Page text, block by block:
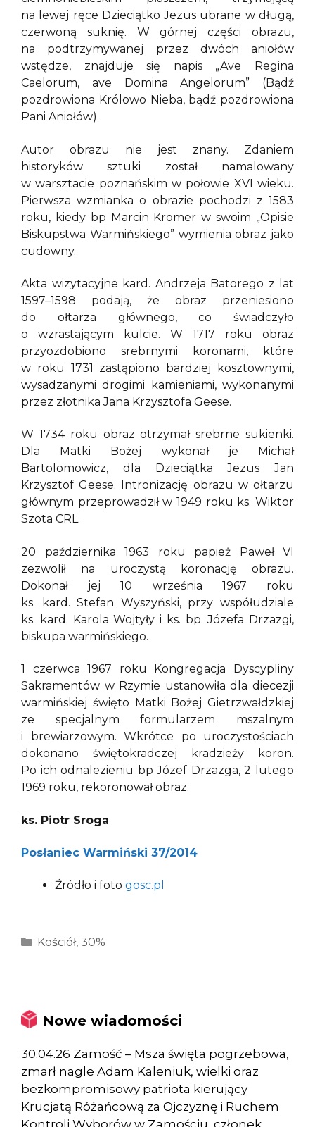
na lewej ręce Dzieciątko Jezus ubrane w długą,
czerwoną suknię. W górnej części obrazu,
na podtrzymywanej przez dwóch aniołów
wstędze, znajduje się napis „Ave Regina
Caelorum, ave Domina Angelorum” (Bądź
pozdrowiona Królowo Nieba, bądź pozdrowiona
Pani Aniołów).
Autor obrazu nie jest znany. Zdaniem
historyków sztuki został namalowany
w warsztacie poznańskim w połowie XVI wieku.
Pierwsza wzmianka o obrazie pochodzi z 1583
roku, kiedy bp Marcin Kromer w swoim „Opisie
Biskupstwa Warmińskiego” wymienia obraz jako
cudowny.
Akta wizytacyjne kard. Andrzeja Batorego z lat
1597–1598 podają, że obraz przeniesiono
do ołtarza głównego, co świadczyło
o wzrastającym kulcie. W 1717 roku obraz
przyozdobiono srebrnymi koronami, które
w roku 1731 zastąpiono bardziej kosztownymi,
wysadzanymi drogimi kamieniami, wykonanymi
przez złotnika Jana Krzysztofa Geese.
W 1734 roku obraz otrzymał srebrne sukienki.
Dla Matki Bożej wykonał je Michał
Bartolomowicz, dla Dzieciątka Jezus Jan
Krzysztof Geese. Intronizację obrazu w ołtarzu
głównym przeprowadził w 1949 roku ks. Wiktor
Szota CRL.
20 października 1963 roku papież Paweł VI
zezwolił na uroczystą koronację obrazu.
Dokonał jej 10 września 1967 roku
ks. kard. Stefan Wyszyński, przy współudziale
ks. kard. Karola Wojtyły i ks. bp. Józefa Drzazgi,
biskupa warmińskiego.
1 czerwca 1967 roku Kongregacja Dyscypliny
Sakramentów w Rzymie ustanowiła dla diecezji
warmińskiej święto Matki Bożej Gietrzwałdzkiej
ze specjalnym formularzem mszalnym
i brewiarzowym. Wkrótce po uroczystościach
dokonano świętokradczej kradzieży koron.
Po ich odnalezieniu bp Józef Drzazga, 2 lutego
1969 roku, rekoronował obraz.
ks. Piotr Sroga
Posłaniec Warmiński 37/2014
Źródło i foto gosc.pl
Kategorie
Kościół, 30%
Nowe wiadomości
30.04.26 Zamość – Msza święta pogrzebowa,
zmarł nagle Adam Kaleniuk, wielki oraz
bezkompromisowy patriota kierujący
Krucjatą Różańcową za Ojczyznę i Ruchem
Kontroli Wyborów w Zamościu, członek